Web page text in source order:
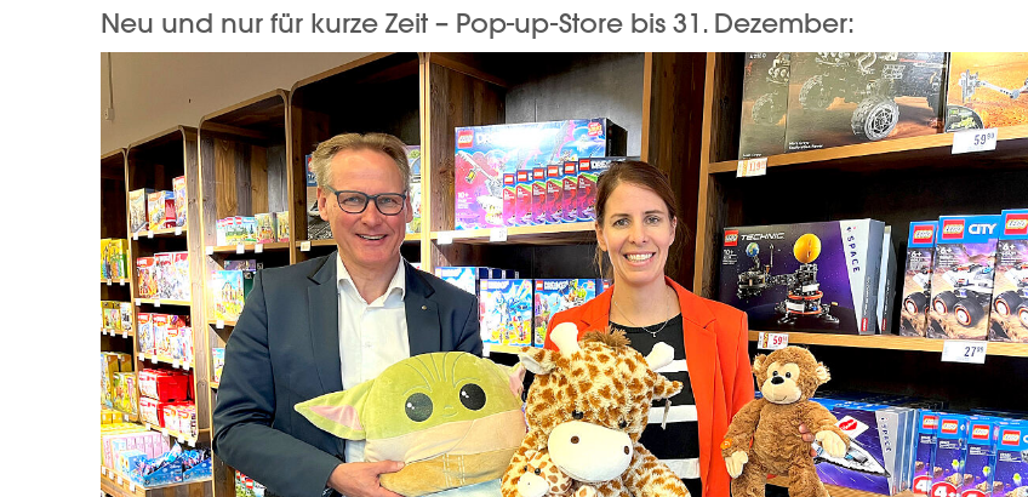
Neu und nur für kurze Zeit – Pop-up-Store bis 31. Dezember: